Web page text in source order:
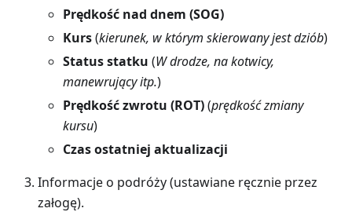
Prędkość nad dnem (SOG)
Kurs(kierunek, w którym skierowany jest dziób)
Status statku (W drodze, na kotwicy,
manewrujący itp.)
Prędkość zwrotu (ROT)(prędkość zmiany
kursu)
Czas ostatniej aktualizacji
Informacje o podróży (ustawiane ręcznie przez
załogę).